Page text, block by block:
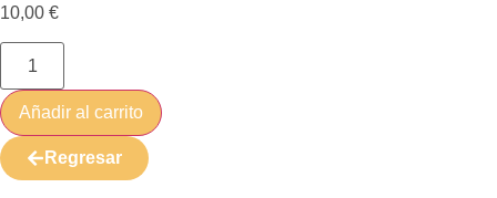
10,00 €
Añadir al carrito
Regresar